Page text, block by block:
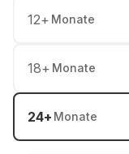
12+ Monate
18+ Monate
24+ Monate